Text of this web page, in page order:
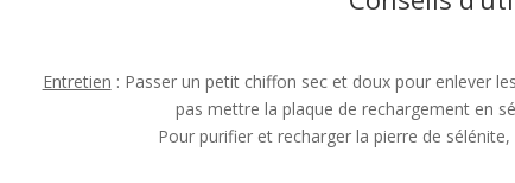
Entretien : Passer un petit chiffon sec et doux pour enlever
pas mettre la plaque de rechargement en
Pour purifier et recharger la pierre de